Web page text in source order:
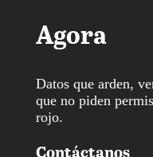
Agora
Datos que arden,
que no piden
rojo.
Contáctanos